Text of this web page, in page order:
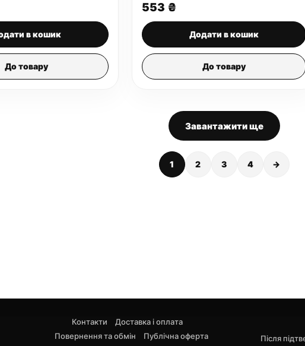
в кошик
До товару
553 ₴
Додати в кошик
До товару
Завантажити ще
1 2 3 4 →
Контакти
Доставка і оплата
Повернення та обмін
Публічна оферта Після